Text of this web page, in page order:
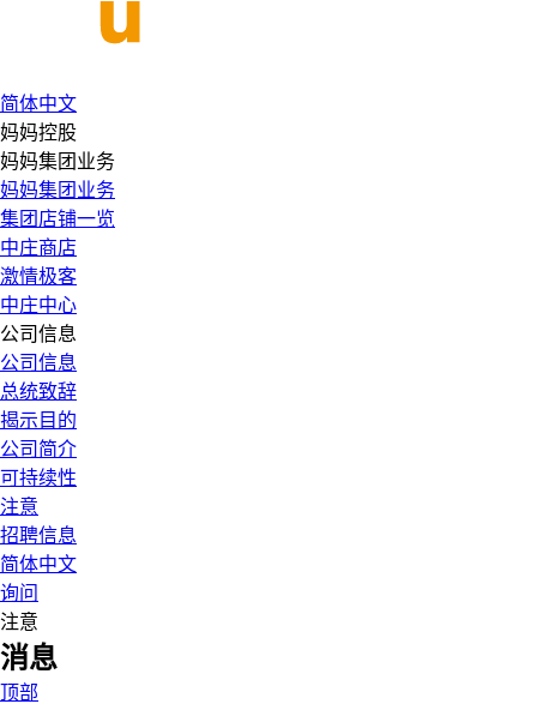
简体中文
妈妈控股
妈妈集团业务
妈妈集团业务
集团店铺一览
中庄商店
激情极客
中庄中心
公司信息
公司信息
总统致辞
揭示目的
公司简介
可持续性
注意
招聘信息
简体中文
询问
注意
消息
顶部